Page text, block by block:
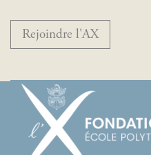
Rejoindre l'AX